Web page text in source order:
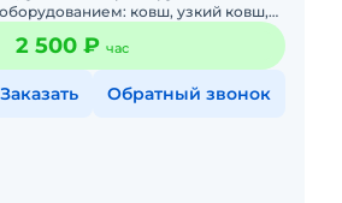
ковш, узкий ковш,
ямобур. Минимальный заказ
2 500 ₽ час
Заказать Обратный звонок